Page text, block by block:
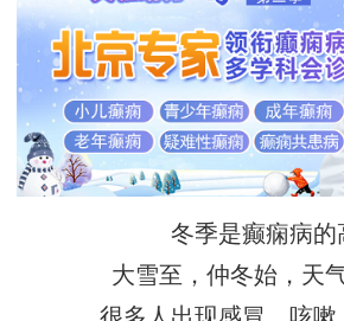
冬季是癫痫病的
大雪至，仲冬始，天